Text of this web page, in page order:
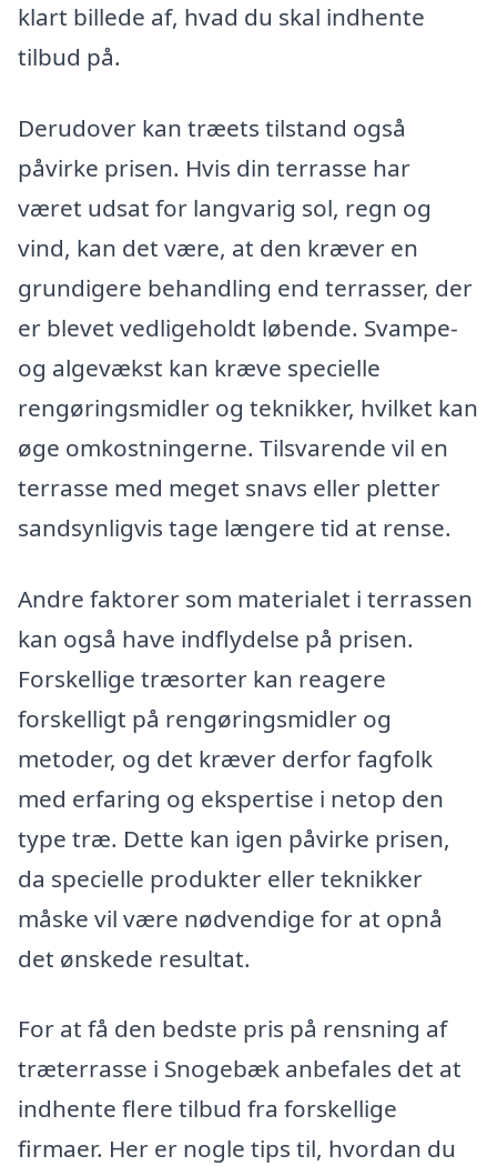
klart billede af, hvad du skal indhente
tilbud på.
Derudover kan træets tilstand også
påvirke prisen. Hvis din terrasse har
været udsat for langvarig sol, regn og
vind, kan det være, at den kræver en
grundigere behandling end terrasser, der
er blevet vedligeholdt løbende. Svampe-
og algevækst kan kræve specielle
rengøringsmidler og teknikker, hvilket kan
øge omkostningerne. Tilsvarende vil en
terrasse med meget snavs eller pletter
sandsynligvis tage længere tid at rense.
Andre faktorer som materialet i terrassen
kan også have indflydelse på prisen.
Forskellige træsorter kan reagere
forskelligt på rengøringsmidler og
metoder, og det kræver derfor fagfolk
med erfaring og ekspertise i netop den
type træ. Dette kan igen påvirke prisen,
da specielle produkter eller teknikker
måske vil være nødvendige for at opnå
det ønskede resultat.
For at få den bedste pris på rensning af
træterrasse i Snogebæk anbefales det at
indhente flere tilbud fra forskellige
firmaer. Her er nogle tips til, hvordan du